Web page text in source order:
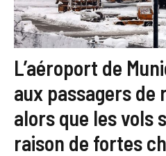
L’aéroport de
aux passagers de
alors que les vols
raison de fortes